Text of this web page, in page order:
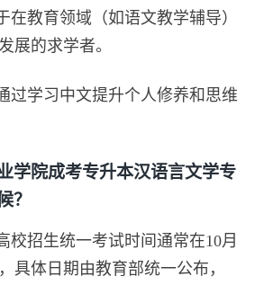
教育领域（如语文教学辅导）
展的求学者。
学习中文提升个人修养和思维
院成考专升本汉语言文学专
？
招生统一考试时间通常在10月
具体日期由教育部统一公布，